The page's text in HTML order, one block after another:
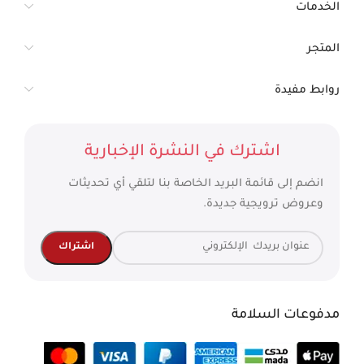
الخدمات
المتجر
روابط مفيدة
اشترك في النشرة الإخبارية
انضم إلى قائمة البريد الخاصة بنا لتلقي أي تحديثات
وعروض ترويجية جديدة.
مدفوعات السلامة